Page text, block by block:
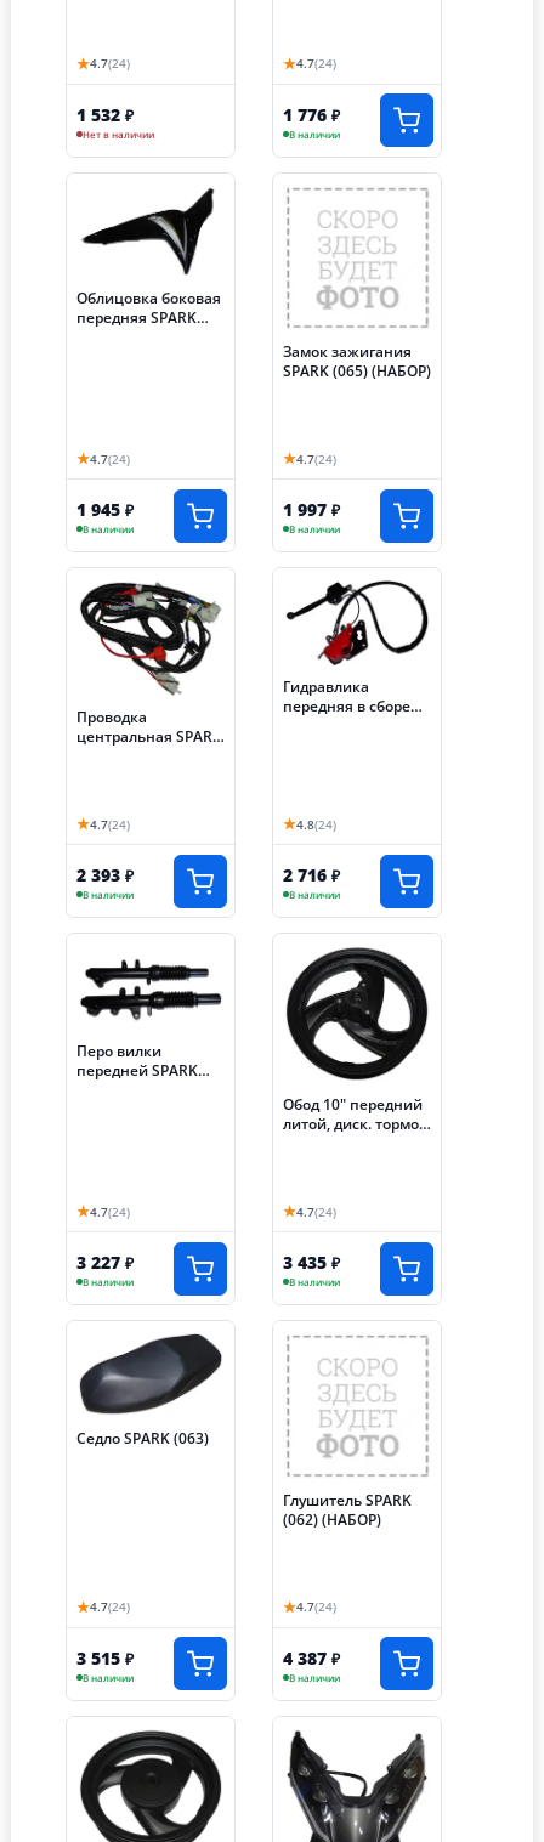
★4.7(24)
1 532 ₽
Нет в наличии
★4.7(24)
1 776 ₽
В наличии
Облицовка боковая
передняя SPARK
★4.7(24)
1 945 ₽
В наличии
Замок зажигания
SPARK (065) (НАБОР)
★4.7(24)
1 997 ₽
В наличии
Проводка
центральная SPARK
★4.7(24)
2 393 ₽
В наличии
Гидравлика
передняя в сборе
★4.8(24)
2 716 ₽
В наличии
Перо вилки
передней SPARK
★4.7(24)
3 227 ₽
В наличии
Обод 10" передний
литой, диск. тормоз
★4.7(24)
3 435 ₽
В наличии
Седло SPARK (063)
★4.7(24)
3 515 ₽
В наличии
Глушитель SPARK
(062) (НАБОР)
★4.7(24)
4 387 ₽
В наличии